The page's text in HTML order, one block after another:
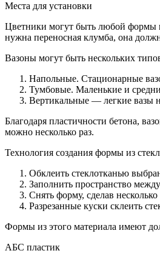
Места для установки
Цветники могут быть любой формы
нужна переносная клумба, она
Вазоны могут быть нескольких
Напольные. Стационарные
Тумбовые. Маленькие и
Вертикальные — легкие вазы
Благодаря пластичности бетона,
можно несколько раз.
Технология создания формы из
Обклеить стеклотканью
Заполнить пространство
Снять форму, сделав несколько
Разрезанные куски склеить
Формы из этого материала имеют
АБС пластик